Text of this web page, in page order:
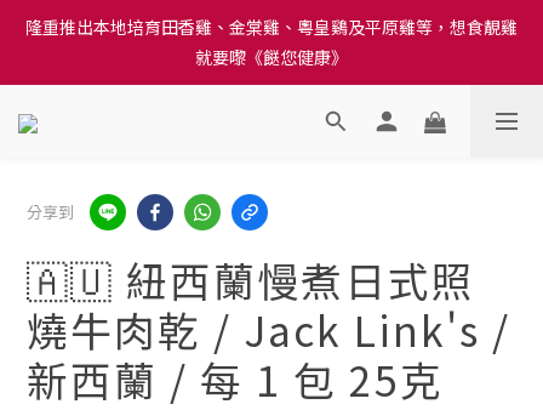
訂單結帳注意事項：送貨方法中選擇區域 - 然後當填寫地址時, 請
小心選擇分區及區域, 因資料錯誤會影響前往結帳
隆重推出本地培育田香雞、金棠雞、粵皇鷄及平原雞等，想食靚雞
就要嚟《餸您健康》
訂單結帳注意事項：送貨方法中選擇區域 - 然後當填寫地址時, 請
分享到
🇦🇺 紐西蘭慢煮日式照
燒牛肉乾 / Jack Link's /
新西蘭 / 每 1 包 25克